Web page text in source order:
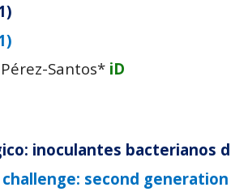
Santos* iD
inoculantes bacterianos
second